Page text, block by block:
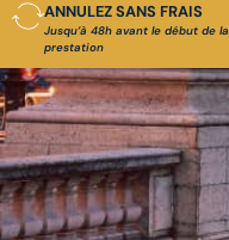
ANNULEZ SANS FRAIS
Jusqu’à 48h avant le début de la
prestation